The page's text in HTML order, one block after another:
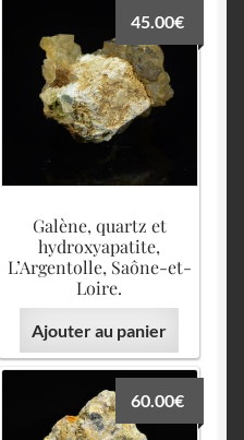
Galène, quartz et
hydroxyapatite,
L’Argentolle, Saône-et-
Loire.
45.00€
Ajouter au panier
60.00€